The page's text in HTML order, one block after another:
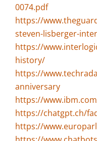
0074.pdf
https://
steven-lisberger-
https://
history/
https://
anniversary
https://
https://chatgpt.ch/
https://